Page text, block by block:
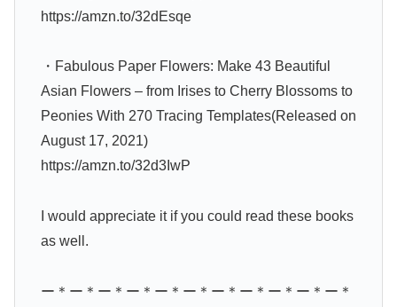
https://amzn.to/32dEsqe
・Fabulous Paper Flowers: Make 43 Beautiful
Asian Flowers – from Irises to Cherry Blossoms to
Peonies With 270 Tracing Templates(Released on
August 17, 2021)
https://amzn.to/32d3IwP
I would appreciate it if you could read these books
as well.
ー＊ー＊ー＊ー＊ー＊ー＊ー＊ー＊ー＊ー＊ー＊